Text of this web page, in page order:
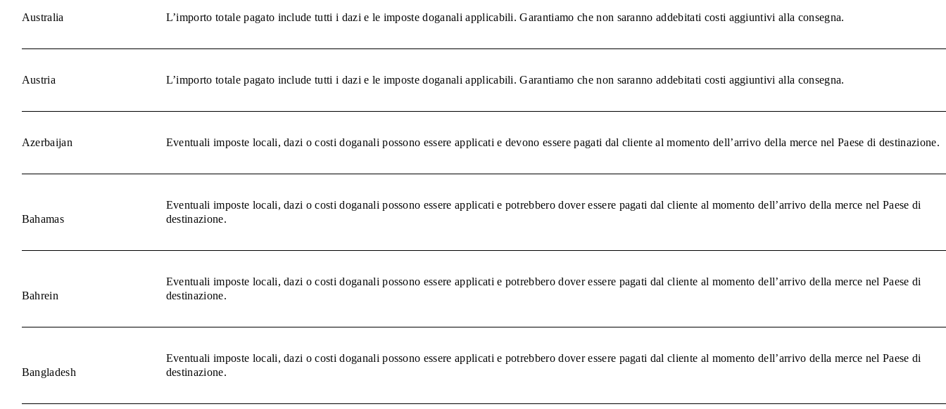
Australia L’importo totale pagato include tutti i dazi e le imposte doganali applicabili. Garantiamo che non saranno addebitati costi aggiuntivi alla consegna.
Austria L’importo totale pagato include tutti i dazi e le imposte doganali applicabili. Garantiamo che non saranno addebitati costi aggiuntivi alla consegna.
Azerbaijan Eventuali imposte locali, dazi o costi doganali possono essere applicati e devono essere pagati dal cliente al momento dell’arrivo della merce nel Paese di destinazione.
Bahamas
Eventuali imposte locali, dazi o costi doganali possono essere applicati e potrebbero dover essere pagati dal cliente al momento dell’arrivo della merce nel Paese di
destinazione.
Bahrein
Eventuali imposte locali, dazi o costi doganali possono essere applicati e potrebbero dover essere pagati dal cliente al momento dell’arrivo della merce nel Paese di
destinazione.
Bangladesh
Eventuali imposte locali, dazi o costi doganali possono essere applicati e potrebbero dover essere pagati dal cliente al momento dell’arrivo della merce nel Paese di
destinazione.